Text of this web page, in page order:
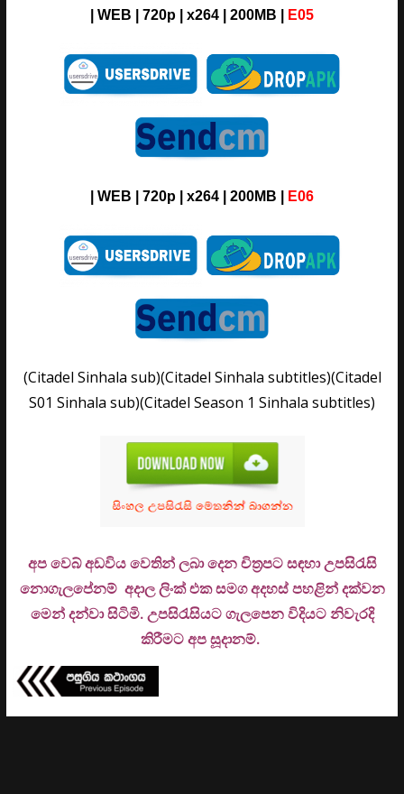
WEB | 720p | x264 | 200MB E05
WEB | 720p | x264 | 200MB E06
(Citadel Sinhala sub)(Citadel Sinhala subtitles)(Citadel
S01 Sinhala sub)(Citadel Season 1 Sinhala subtitles)
අප වෙබ් අඩවිය වෙතින් ලබා දෙන චිත්‍රපට සඳහා උපසිරැසි
නොගැලපේනම් අදාල ලිංක් එක සමග අදහස් පහළින් දක්වන
මෙන් දන්වා සිටිමි. උපසිරැසියට ගැලපෙන විදියට නිවැරදි
කිරීමට අප සූදානම්.